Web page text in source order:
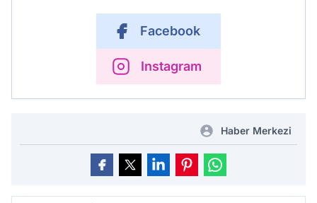
Facebook
Instagram
Haber Merkezi